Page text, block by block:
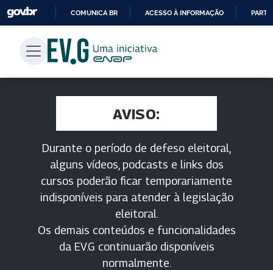
PARA
CONTEÚDO
COMUNICA BR ACESSO À INFORMAÇÃO
AVISO:
Durante o período de defeso eleitoral,
alguns vídeos, podcasts e links dos
cursos poderão ficar temporariamente
indisponíveis para atender à legislação
eleitoral.
Os demais conteúdos e funcionalidades
da EV.G continuarão disponíveis
normalmente.